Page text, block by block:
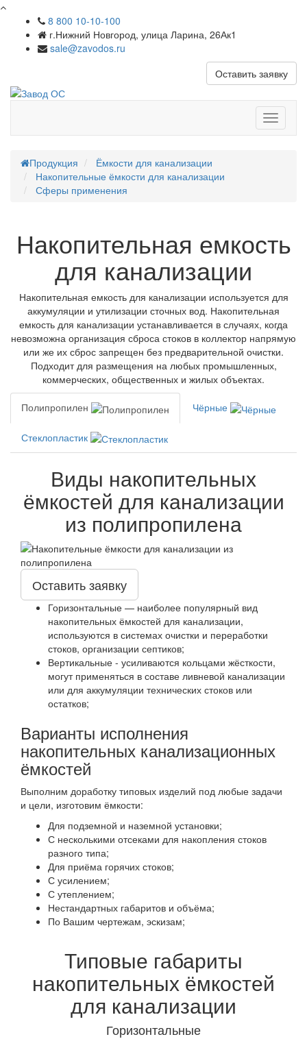
8 800 10-10-100
г.Нижний Новгород, улица Ларина, 26Ак1
sale@zavodos.ru
Оставить заявку
меню
Продукция
Ёмкости для канализации
Накопительные ёмкости для канализации
Сферы применения
Накопительная емкость
для канализации
Накопительная емкость для канализации используется для
аккумуляции и утилизации сточных вод. Накопительная
емкость для канализации устанавливается в случаях, когда
невозможна организация сброса стоков в коллектор напрямую
или же их сброс запрещен без предварительной очистки.
Подходит для размещения на любых промышленных,
коммерческих, общественных и жилых объектах.
Полипропилен Чёрные
Стеклопластик
Виды накопительных
ёмкостей для канализации
из полипропилена
Оставить заявку
Горизонтальные — наиболее популярный вид
накопительных ёмкостей для канализации,
используются в системах очистки и переработки
стоков, организации септиков;
Вертикальные - усиливаются кольцами жёсткости,
могут применяться в составе ливневой канализации
или для аккумуляции технических стоков или
остатков;
Варианты исполнения
накопительных канализационных
ёмкостей
Выполним доработку типовых изделий под любые задачи
и цели, изготовим ёмкости:
Для подземной и наземной установки;
С несколькими отсеками для накопления стоков
разного типа;
Для приёма горячих стоков;
С усилением;
С утеплением;
Нестандартных габаритов и объёма;
По Вашим чертежам, эскизам;
Типовые габариты
накопительных ёмкостей
для канализации
Горизонтальные